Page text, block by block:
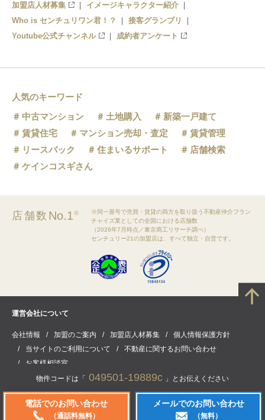
物件コードは「 049501-19889c 」とお伝えください
電話でのお問い合わせ
（通話料無料）
メールでのお問い合わせ
（無料）
加盟店人材募集
イメージキャラクター紹介
Who is センチュリワン君！？
接客グランプリ
Youtube公式チャンネル
成約者アンケート
人気のキーワード
中古マンション
土地購入
新築一戸建て
賃貸住宅
マンション売却・査定
賃貸管理
リースバック
住まいるサポート
店舗検索
ケインコスギさん
店舗数 No.1※
※同一屋号で売買・賃貸の両方を取り扱う不動産仲介フラン
チャイズ業としての全国における店舗数
（2026年7月時点／東京商工リサーチ調べ）
センチュリー21の加盟店は、すべて独立・自営です。
運営会社について
会社情報 加盟のご案内 加盟店人材募集
個人情報保護方針
当サイトのご利用について
不動産に関するお問い合わせ
お客様相談室
(C) CENTURY21 Real Estate of Japan Ltd. All rights reserved.